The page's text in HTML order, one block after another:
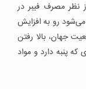
نظر مصرف فیبر در
رو به افزایش
جهان، بالا رفتن
پنبه دارد و مواد